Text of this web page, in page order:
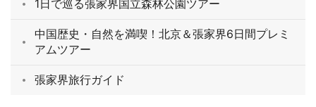
1日で巡る張家界国立森林公園ツアー
中国歴史・自然を満喫！北京＆張家界6日間プレミ
アムツアー
張家界旅行ガイド